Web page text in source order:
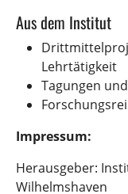
Aus dem Institut
Lehrtätigkeit
Tagungen
Impressum:
Herausgeber:
Wilhelmshaven